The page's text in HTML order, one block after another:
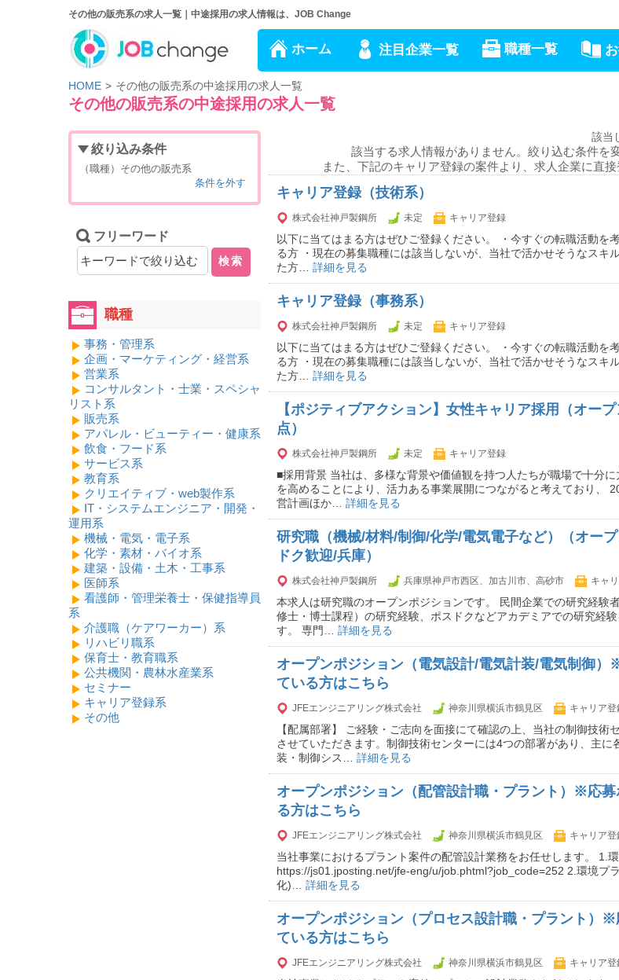
その他の販売系の求人一覧｜中途採用の求人情報は、JOB Change
ホーム 注目企業一覧 職種一覧
HOME その他の販売系の中途採用の求人一覧
その他の販売系の中途採用の求人一覧
該当
該当する求人情報がありません。絞り込む条件を
また、下記のキャリア登録の案件より、求人企業に直
キャリア登録（技術系）
株式会社神戸製鋼所 未定 キャリア登録
以下に当てはまる方はぜひご登録ください。 ・今すぐの転職活動を
る方 ・現在の募集職種には該当しないが、当社で活かせそうなスキ
た方… 詳細を見る
キャリア登録（事務系）
株式会社神戸製鋼所 未定 キャリア登録
以下に当てはまる方はぜひご登録ください。 ・今すぐの転職活動を
る方 ・現在の募集職種には該当しないが、当社で活かせそうなスキ
た方… 詳細を見る
【ポジティブアクション】女性キャリア採用（オー
点）
株式会社神戸製鋼所 未定 キャリア登録
■採用背景 当社は、多様な背景や価値観を持つ人たちが職場で十分
を高めることにより、活力ある事業展開につながると考えており、
営計画ほか… 詳細を見る
研究職（機械/材料/制御/化学/電気電子など）（オー
ドク歓迎/兵庫）
株式会社神戸製鋼所 兵庫県神戸市西区、加古川市、高砂市 キャ
本求人は研究職のオープンポジションです。 民間企業での研究経験
修士・博士課程）の研究経験、ポスドクなどアカデミアでの研究経
す。 専門… 詳細を見る
オープンポジション（電気設計/電気計装/電気制御
ている方はこちら
JFEエンジニアリング株式会社 神奈川県横浜市鶴見区 キャリア登
【配属部署】 ご経験・ご志向を面接にて確認の上、当社の制御技術
させていただきます。制御技術センターには4つの部署があり、主に
装・制御シス… 詳細を見る
オープンポジション（配管設計職・プラント）※応
る方はこちら
JFEエンジニアリング株式会社 神奈川県横浜市鶴見区 キャリア登
当社事業におけるプラント案件の配管設計業務をお任せします。 1.
https://js01.jposting.net/jfe-eng/u/job.phtml?job_code=252 2.環境プ
化)… 詳細を見る
オープンポジション（プロセス設計職・プラント）
ている方はこちら
JFEエンジニアリング株式会社 神奈川県横浜市鶴見区 キャリア登
絞り込み条件
（職種）その他の販売系
条件を外す
フリーワード
検索
職種
事務・管理系
企画・マーケティング・経営系
営業系
コンサルタント・士業・スペシャ
リスト系
販売系
アパレル・ビューティー・健康系
飲食・フード系
サービス系
教育系
クリエイティブ・web製作系
IT・システムエンジニア・開発・
運用系
機械・電気・電子系
化学・素材・バイオ系
建築・設備・土木・工事系
医師系
看護師・管理栄養士・保健指導員
系
介護職（ケアワーカー）系
リハビリ職系
保育士・教育職系
公共機関・農林水産業系
セミナー
キャリア登録系
その他